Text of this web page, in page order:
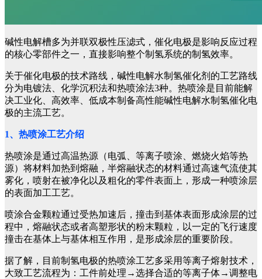
碱性电解槽多为并联双极性压滤式，催化电极是影响反应过程
的核心零部件之一，直接影响整个制氢系统的制氢效率。
关于催化电极的技术路线，碱性电解水制氢催化剂的工艺路线
分为电镀法、化学沉积法和热喷涂法3种。热喷涂是目前能解
决工业化、高效率、低成本制备高性能碱性电解水制氢催化电
极的主流工艺。
1、热喷涂工艺介绍
热喷涂是通过高温热源（电弧、等离子喷涂、燃烧火焰等热
源）将材料加热到熔融，半熔融状态的材料通过高速气流使其
雾化，喷射在被净化以及粗化的零件表面上，形成一种喷涂层
的表面加工工艺。
喷涂合金颗粒通过受热加速后，撞击到基体表面形成涂层的过
程中，熔融状态或者高塑形状的粉末颗粒，以一定的飞行速度
撞击在基体上与基体相互作用，是形成涂层的重要阶段。
据了解，目前制氢电极的热喷涂工艺多采用等离子熔射技术，
大致工艺流程为：工件前处理→选择合适的等离子体→调整电